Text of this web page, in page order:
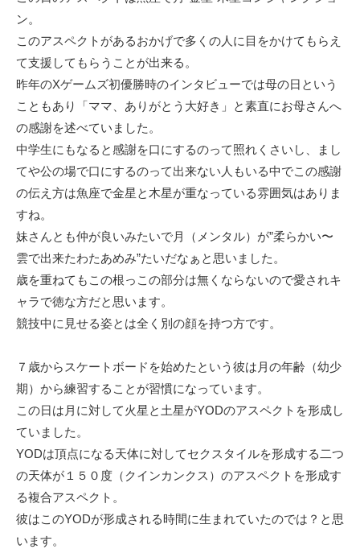
ン。
このアスペクトがあるおかげで多くの人に目をかけてもらえ
て支援してもらうことが出来る。
昨年のXゲームズ初優勝時のインタビューでは母の日という
こともあり「ママ、ありがとう大好き」と素直にお母さんへ
の感謝を述べていました。
中学生にもなると感謝を口にするのって照れくさいし、まし
てや公の場で口にするのって出来ない人もいる中でこの感謝
の伝え方は魚座で金星と木星が重なっている雰囲気はありま
すね。
妹さんとも仲が良いみたいで月（メンタル）が”柔らかい〜
雲で出来たわたあめみ”たいだなぁと思いました。
歳を重ねてもこの根っこの部分は無くならないので愛されキ
ャラで徳な方だと思います。
競技中に見せる姿とは全く別の顔を持つ方です。
７歳からスケートボードを始めたという彼は月の年齢（幼少
期）から練習することが習慣になっています。
この日は月に対して火星と土星がYODのアスペクトを形成し
ていました。
YODは頂点になる天体に対してセクスタイルを形成する二つ
の天体が１５０度（クインカンクス）のアスペクトを形成す
る複合アスペクト。
彼はこのYODが形成される時間に生まれていたのでは？と思
います。